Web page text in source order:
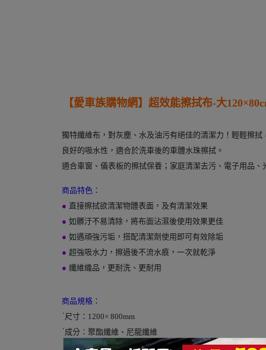
【愛車族購物網】 超效能擦拭布-大
獨特纖維布，對灰塵、水及油污有絕佳的清潔力！輕輕擦
良好的吸水性，適合於洗車後的車體水珠擦拭。
適合車窗、儀表板的擦拭保養；家庭清潔去污、電子用品、
商品特色：
● 直接擦拭欲清潔物體表面，及有清潔效果
● 如髒汙不易清除，將布面沾濕後使用效果更佳
● 如遇頑強污垢，搭配清潔劑使用即可有效除垢
● 超強吸水力，擦過後不流水痕，一次就乾淨
● 纖維織品，更耐洗、更耐用
商品規格：
˙尺寸：1200× 800mm
˙成分：聚酯纖維、尼龍纖維